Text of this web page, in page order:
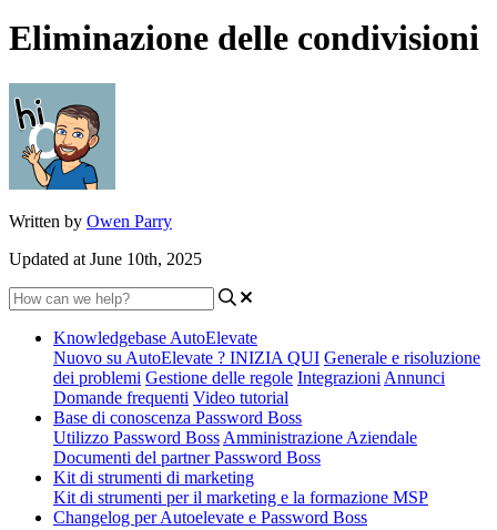
Eliminazione delle condivisioni
Written by Owen Parry
Updated at June 10th, 2025
Knowledgebase AutoElevate
Nuovo su AutoElevate ? INIZIA QUI Generale e risoluzione
dei problemi Gestione delle regole Integrazioni Annunci
Domande frequenti Video tutorial
Base di conoscenza Password Boss
Utilizzo Password Boss Amministrazione Aziendale
Documenti del partner Password Boss
Kit di strumenti di marketing
Kit di strumenti per il marketing e la formazione MSP
Changelog per Autoelevate e Password Boss